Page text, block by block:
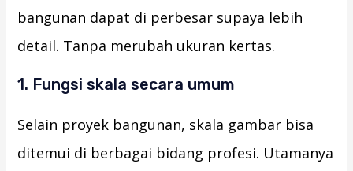
bangunan dapat di perbesar supaya lebih
detail. Tanpa merubah ukuran kertas.
1. Fungsi skala secara umum
Selain proyek bangunan, skala gambar bisa
ditemui di berbagai bidang profesi. Utamanya